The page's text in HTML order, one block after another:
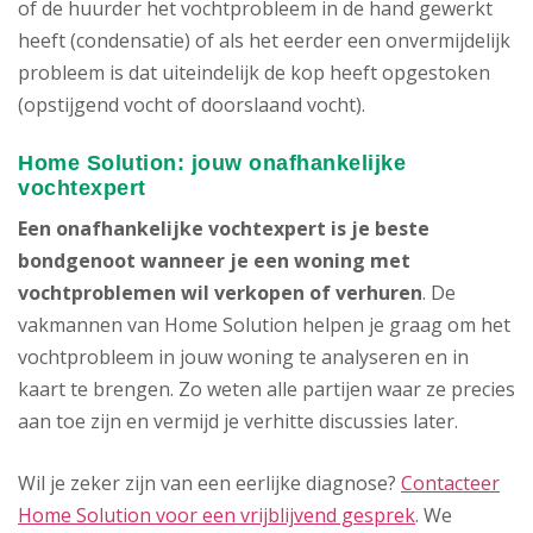
of de huurder het vochtprobleem in de hand gewerkt
heeft (condensatie) of als het eerder een onvermijdelijk
probleem is dat uiteindelijk de kop heeft opgestoken
(opstijgend vocht of doorslaand vocht).
Home Solution: jouw onafhankelijke
vochtexpert
Een onafhankelijke vochtexpert is je beste
bondgenoot wanneer je een woning met
vochtproblemen wil verkopen of verhuren. De
vakmannen van Home Solution helpen je graag om het
vochtprobleem in jouw woning te analyseren en in
kaart te brengen. Zo weten alle partijen waar ze precies
aan toe zijn en vermijd je verhitte discussies later.
Wil je zeker zijn van een eerlijke diagnose? Contacteer
Home Solution voor een vrijblijvend gesprek. We